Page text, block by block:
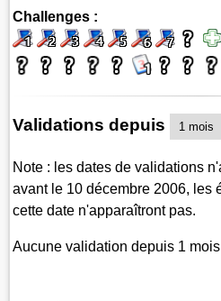
Challenges :
Validations depuis
Note : les dates de validations
avant le 10 décembre 2006, les
cette date n'apparaîtront pas.
Aucune validation depuis 1